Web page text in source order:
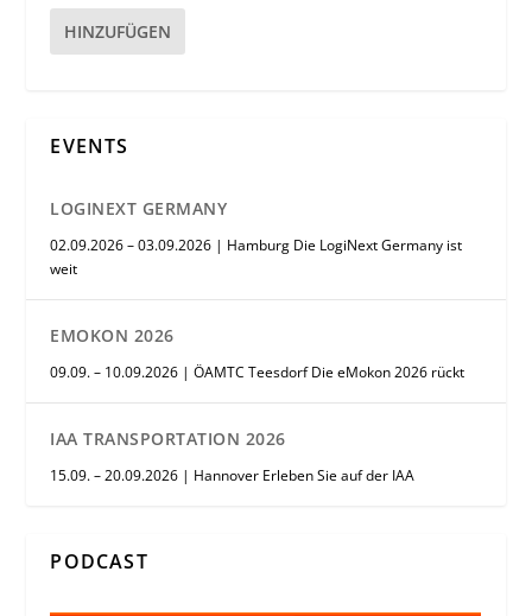
HINZUFÜGEN
EVENTS
LOGINEXT GERMANY
02.09.2026 – 03.09.2026 | Hamburg Die LogiNext Germany ist
weit
EMOKON 2026
09.09. – 10.09.2026 | ÖAMTC Teesdorf Die eMokon 2026 rückt
IAA TRANSPORTATION 2026
15.09. – 20.09.2026 | Hannover Erleben Sie auf der IAA
PODCAST